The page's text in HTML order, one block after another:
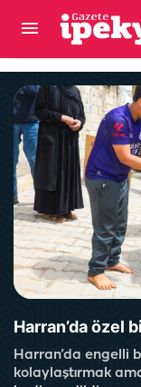
Harran’da özel
Harran’da engelli
kolaylaştırmak
Haliliye’de